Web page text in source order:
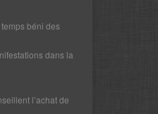
béni des
dans la
l’achat de